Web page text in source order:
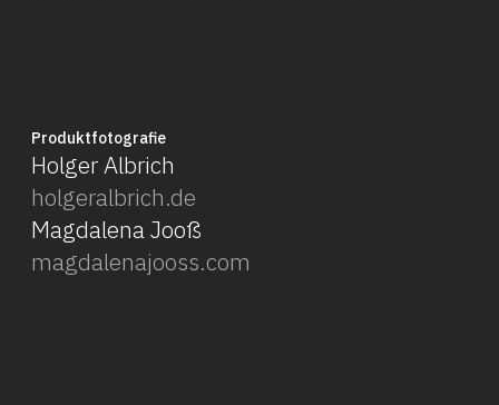
Produktfotografie
Holger Albrich
holgeralbrich.de
Magdalena Jooß
magdalenajooss.com